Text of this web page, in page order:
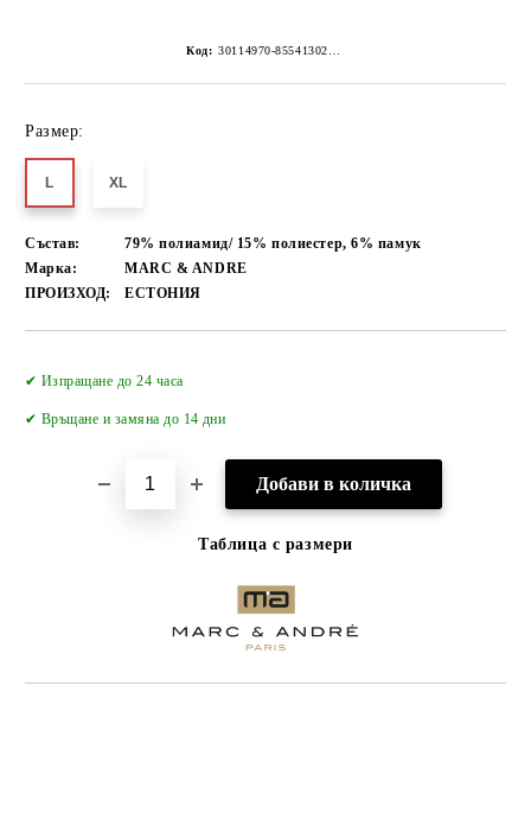
Код:
Размер:
L XL
Състав:
79% полиамид/ 15% полиестер, 6% памук
Марка:
MARC & ANDRE
ПРОИЗХОД:
ЕСТОНИЯ
✔ Изпращане до 24 часа
✔ Връщане и замяна до 14 дни
Таблица с размери